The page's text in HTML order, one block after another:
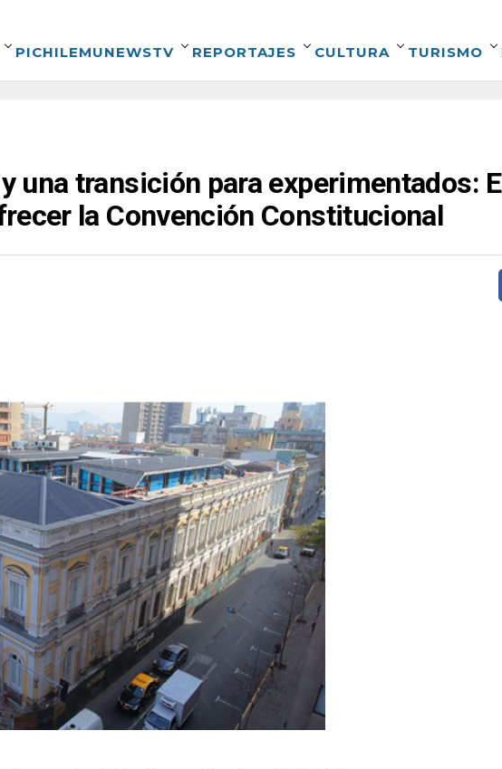
PICHILEMUNEWSTV REPORTAJES CULTURA TURISMO
una transición para experimentados:
la Convención Constitucional